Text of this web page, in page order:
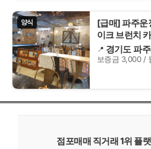
양식
[급매] 파주운
이크 브런치
경기도 파
보증금 3,000 /
점포매매 직거래 1위 플